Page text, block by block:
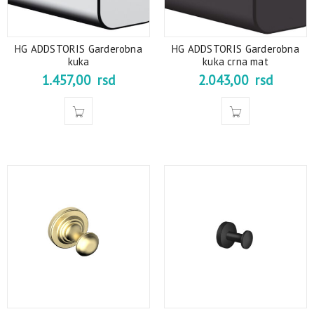
HG ADDSTORIS Garderobna
kuka
1.457,00 rsd
HG ADDSTORIS Garderobna
kuka crna mat
2.043,00 rsd